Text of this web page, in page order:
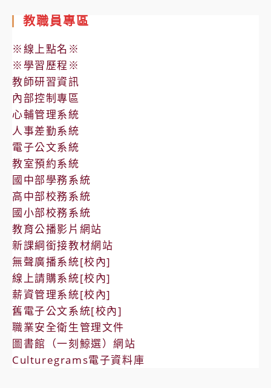
器
設
置
地
點
教職員專區
※線上點名※
※學習歷程※
教師研習資訊
內部控制專區
心輔管理系統
人事差勤系統
電子公文系統
教室預約系統
國中部學務系統
高中部校務系統
國小部校務系統
教育公播影片網站
新課綱銜接教材網站
無聲廣播系統[校內]
線上請購系統[校內]
薪資管理系統[校內]
舊電子公文系統[校內]
職業安全衛生管理文件
圖書館（一刻鯨選）網站
Culturegrams電子資料庫